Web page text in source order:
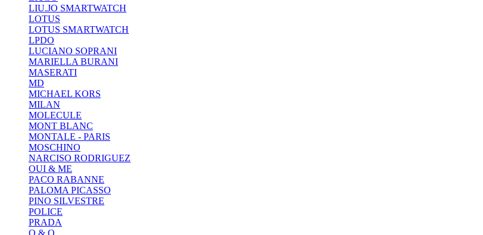
LIU.JO SMARTWATCH
LOTUS
LOTUS SMARTWATCH
LPDO
LUCIANO SOPRANI
MARIELLA BURANI
MASERATI
MD
MICHAEL KORS
MILAN
MOLECULE
MONT BLANC
MONTALE - PARIS
MOSCHINO
NARCISO RODRIGUEZ
OUI & ME
PACO RABANNE
PALOMA PICASSO
PINO SILVESTRE
POLICE
PRADA